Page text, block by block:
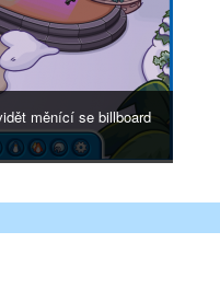
měnící se billboard